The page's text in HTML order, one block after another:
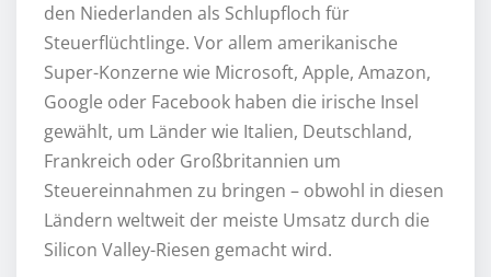
den Niederlanden als Schlupfloch für
Steuerflüchtlinge. Vor allem amerikanische
Super-Konzerne wie Microsoft, Apple, Amazon,
Google oder Facebook haben die irische Insel
gewählt, um Länder wie Italien, Deutschland,
Frankreich oder Großbritannien um
Steuereinnahmen zu bringen – obwohl in diesen
Ländern weltweit der meiste Umsatz durch die
Silicon Valley-Riesen gemacht wird.